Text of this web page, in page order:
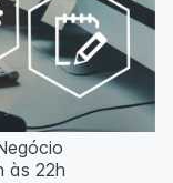
às 22h